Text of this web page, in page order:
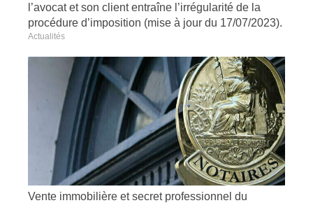
l’avocat et son client entraîne l’irrégularité de la
procédure d’imposition (mise à jour du 17/07/2023).
Actualités
Vente immobilière et secret professionnel du